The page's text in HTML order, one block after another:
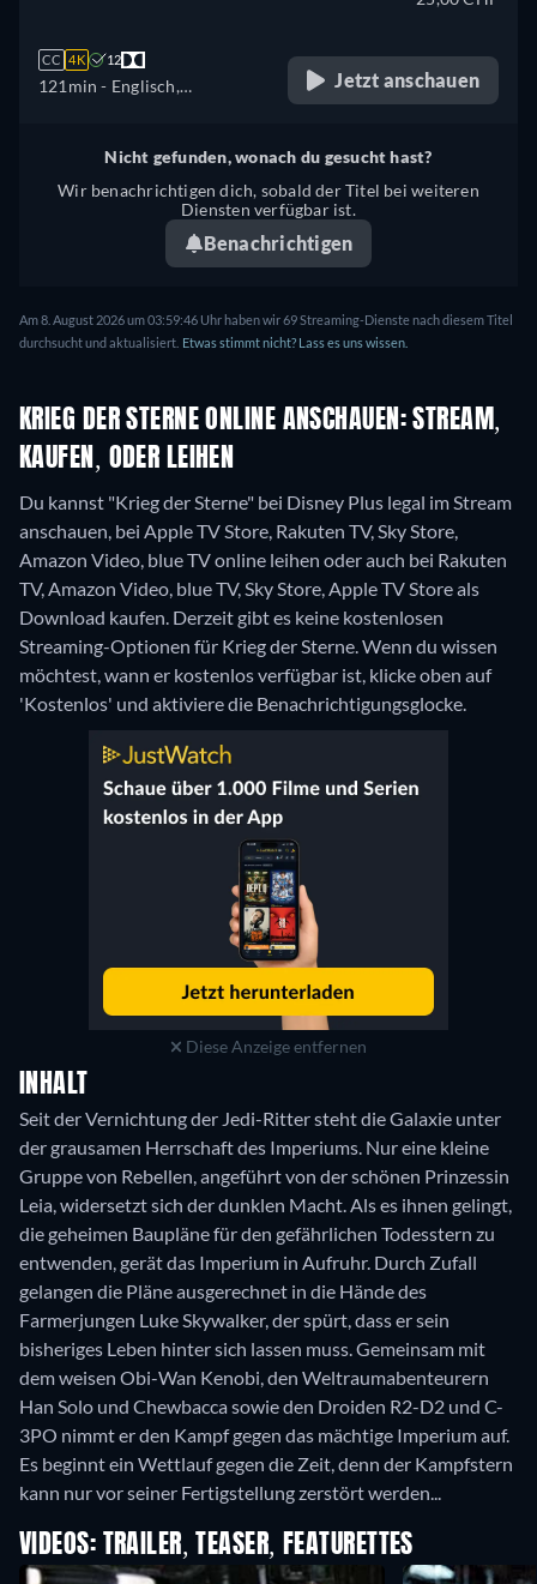
CC 4K 12
121min - Englisch,
Jetzt anschauen
Nicht gefunden, wonach du gesucht hast?
Wir benachrichtigen dich, sobald der Titel bei weiteren
Diensten verfügbar ist.
Benachrichtigen
Am 8. August 2026 um 03:59:46 Uhr haben wir 69 Streaming-Dienste nach diesem Titel
durchsucht und aktualisiert. Etwas stimmt nicht? Lass es uns wissen.
KRIEG DER STERNE ONLINE ANSCHAUEN: STREAM,
KAUFEN, ODER LEIHEN
Du kannst "Krieg der Sterne" bei Disney Plus legal im Stream
anschauen, bei Apple TV Store, Rakuten TV, Sky Store,
Amazon Video, blue TV online leihen oder auch bei Rakuten
TV, Amazon Video, blue TV, Sky Store, Apple TV Store als
Download kaufen. Derzeit gibt es keine kostenlosen
Streaming-Optionen für Krieg der Sterne. Wenn du wissen
möchtest, wann er kostenlos verfügbar ist, klicke oben auf
'Kostenlos' und aktiviere die Benachrichtigungsglocke.
Diese Anzeige entfernen
INHALT
Seit der Vernichtung der Jedi-Ritter steht die Galaxie unter
der grausamen Herrschaft des Imperiums. Nur eine kleine
Gruppe von Rebellen, angeführt von der schönen Prinzessin
Leia, widersetzt sich der dunklen Macht. Als es ihnen gelingt,
die geheimen Baupläne für den gefährlichen Todesstern zu
entwenden, gerät das Imperium in Aufruhr. Durch Zufall
gelangen die Pläne ausgerechnet in die Hände des
Farmerjungen Luke Skywalker, der spürt, dass er sein
bisheriges Leben hinter sich lassen muss. Gemeinsam mit
dem weisen Obi-Wan Kenobi, den Weltraumabenteurern
Han Solo und Chewbacca sowie den Droiden R2-D2 und C-
3PO nimmt er den Kampf gegen das mächtige Imperium auf.
Es beginnt ein Wettlauf gegen die Zeit, denn der Kampfstern
kann nur vor seiner Fertigstellung zerstört werden...
VIDEOS: TRAILER, TEASER, FEATURETTES